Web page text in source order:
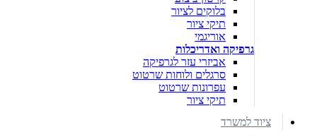
בלוקים לציור
תיקי ציור
אוריגמי
גרפיקה ואדריכלות
אביזרי עזר לגרפיקה
סרגלים ולוחות שרטוט
עפרונות שרטוט
תיקי ציור
ציוד למשרד